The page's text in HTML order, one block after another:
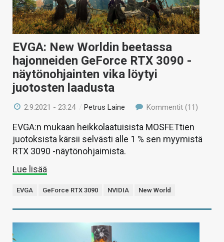
EVGA: New Worldin beetassa
hajonneiden GeForce RTX 3090 -
näytönohjainten vika löytyi
juotosten laadusta
2.9.2021 - 23:24 /Petrus Laine Kommentit (11)
EVGA:n mukaan heikkolaatuisista MOSFETtien
juotoksista kärsii selvästi alle 1 % sen myymistä
RTX 3090 -näytönohjaimista.
Lue lisää
EVGA GeForce RTX 3090 NVIDIA New World